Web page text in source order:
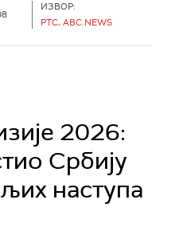
ИЗВОР:
РТС, ABC.NEWS
2026:
Србију
наступа